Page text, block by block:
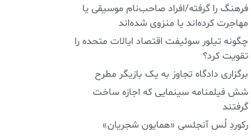
فرهنگ را گرفته/افراد صاحب‌نام موسیقی یا
مهاجرت کرده‌اند یا منزوی شده‌اند
چگونه تیلور سوئیفت اقتصاد ایالات متحده را
تقویت کرد؟
برگزاری دادگاه تجاوز به یک بازیگر مطرح
شش فیلمنامه سینمایی که اجازه ساخت
گرفتند
رکوردِ لُس آنجلسی «همایون شجریان»